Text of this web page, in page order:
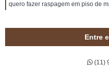
quero fazer raspagem em piso de
Entre
(11)